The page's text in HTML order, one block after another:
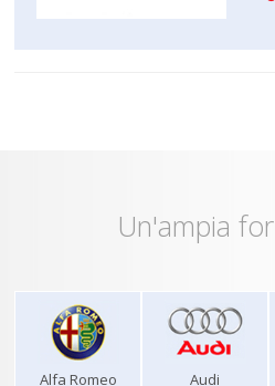
Un'ampia
Alfa Romeo Audi